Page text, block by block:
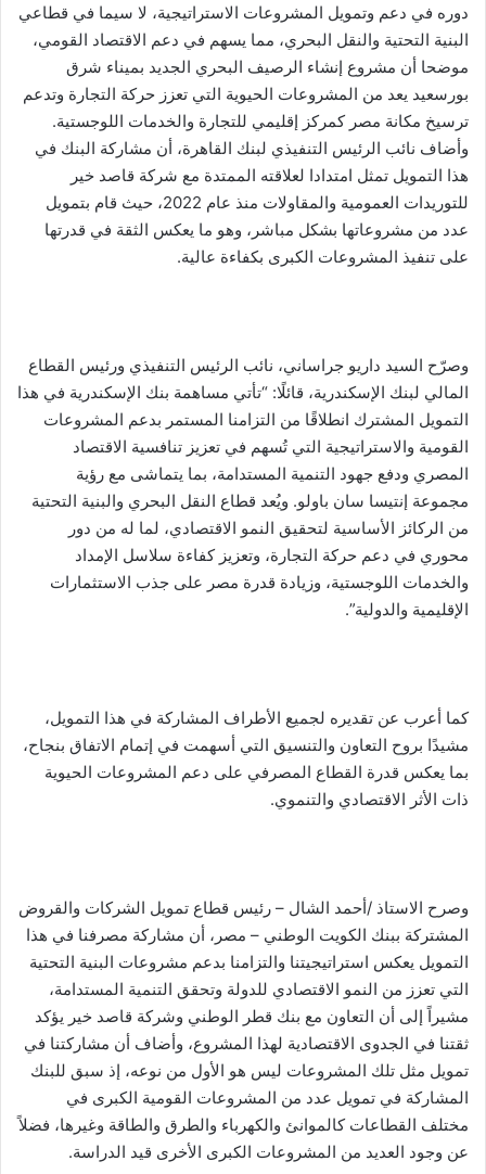
دوره في دعم وتمويل المشروعات الاستراتيجية، لا سيما في قطاعي
البنية التحتية والنقل البحري، مما يسهم في دعم الاقتصاد القومي،
موضحا أن مشروع إنشاء الرصيف البحري الجديد بميناء شرق
بورسعيد يعد من المشروعات الحيوية التي تعزز حركة التجارة وتدعم
ترسيخ مكانة مصر كمركز إقليمي للتجارة والخدمات اللوجستية.
وأضاف نائب الرئيس التنفيذي لبنك القاهرة، أن مشاركة البنك في
هذا التمويل تمثل امتدادا لعلاقته الممتدة مع شركة قاصد خير
للتوريدات العمومية والمقاولات منذ عام 2022، حيث قام بتمويل
عدد من مشروعاتها بشكل مباشر، وهو ما يعكس الثقة في قدرتها
على تنفيذ المشروعات الكبرى بكفاءة عالية.
وصرّح السيد داريو جراساني، نائب الرئيس التنفيذي ورئيس القطاع
المالي لبنك الإسكندرية، قائلًا: “تأتي مساهمة بنك الإسكندرية في هذا
التمويل المشترك انطلاقًا من التزامنا المستمر بدعم المشروعات
القومية والاستراتيجية التي تُسهم في تعزيز تنافسية الاقتصاد
المصري ودفع جهود التنمية المستدامة، بما يتماشى مع رؤية
مجموعة إنتيسا سان باولو. ويُعد قطاع النقل البحري والبنية التحتية
من الركائز الأساسية لتحقيق النمو الاقتصادي، لما له من دور
محوري في دعم حركة التجارة، وتعزيز كفاءة سلاسل الإمداد
والخدمات اللوجستية، وزيادة قدرة مصر على جذب الاستثمارات
الإقليمية والدولية”.
كما أعرب عن تقديره لجميع الأطراف المشاركة في هذا التمويل،
مشيدًا بروح التعاون والتنسيق التي أسهمت في إتمام الاتفاق بنجاح،
بما يعكس قدرة القطاع المصرفي على دعم المشروعات الحيوية
ذات الأثر الاقتصادي والتنموي.
وصرح الاستاذ /أحمد الشال – رئيس قطاع تمويل الشركات والقروض
المشتركة ببنك الكويت الوطني – مصر، أن مشاركة مصرفنا في هذا
التمويل يعكس استراتيجيتنا والتزامنا بدعم مشروعات البنية التحتية
التي تعزز من النمو الاقتصادي للدولة وتحقق التنمية المستدامة،
مشيراً إلى أن التعاون مع بنك قطر الوطني وشركة قاصد خير يؤكد
ثقتنا في الجدوى الاقتصادية لهذا المشروع، وأضاف أن مشاركتنا في
تمويل مثل تلك المشروعات ليس هو الأول من نوعه، إذ سبق للبنك
المشاركة في تمويل عدد من المشروعات القومية الكبرى في
مختلف القطاعات كالموانئ والكهرباء والطرق والطاقة وغيرها، فضلاً
عن وجود العديد من المشروعات الكبرى الأخرى قيد الدراسة.